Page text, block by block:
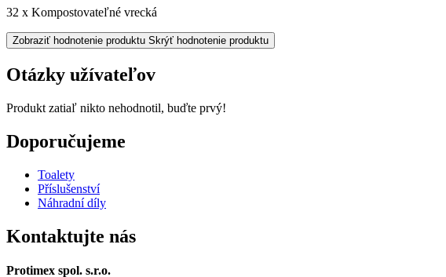
32 x Kompostovateľné vrecká
Zobraziť hodnotenie produktu Skrýť hodnotenie produktu
Otázky užívateľov
Produkt zatiaľ nikto nehodnotil, buďte prvý!
Doporučujeme
Toalety
Příslušenství
Náhradní díly
Kontaktujte nás
Protimex spol. s.r.o.